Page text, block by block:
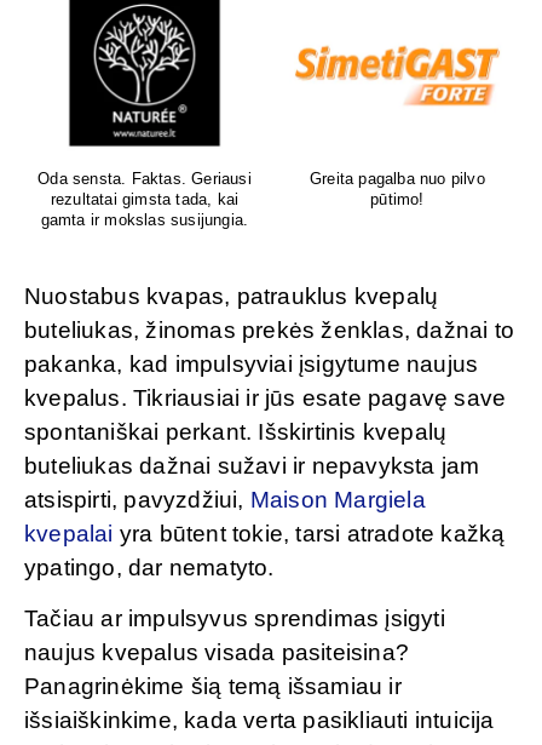
Oda sensta. Faktas. Geriausi
rezultatai gimsta tada, kai
gamta ir mokslas susijungia.
Greita pagalba nuo pilvo
pūtimo!
Nuostabus kvapas, patrauklus kvepalų
buteliukas, žinomas prekės ženklas, dažnai to
pakanka, kad impulsyviai įsigytume naujus
kvepalus. Tikriausiai ir jūs esate pagavę save
spontaniškai perkant. Išskirtinis kvepalų
buteliukas dažnai sužavi ir nepavyksta jam
atsispirti, pavyzdžiui, Maison Margiela
kvepalai yra būtent tokie, tarsi atradote kažką
ypatingo, dar nematyto.
Tačiau ar impulsyvus sprendimas įsigyti
naujus kvepalus visada pasiteisina?
Panagrinėkime šią temą išsamiau ir
išsiaiškinkime, kada verta pasikliauti intuicija